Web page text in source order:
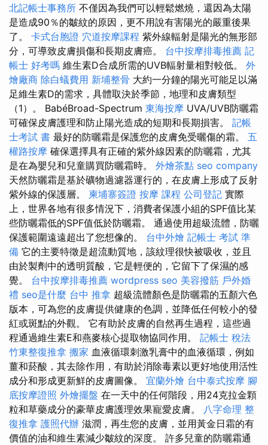
北記帳士事務所 不僅因為我們可以輕鬆燃燒，還因為太陽
是造成90％的皺紋的原因，更不用說有害陽光的嚴重後果
了。 卡式台胞證 穴道按摩課程 紫外線輻射是陽光的無形部
分，可導致皮膚損傷和長期皮膚癌。 台中按摩排毒推薦 記
帳士 好考嗎 維生素D合成所需的UVB輻射量相對較低。 外
燴廠商 除白蟻費用 新埔整骨 大約一分鐘的陽光可能足以滿
足維生素D的需求，具體取決於季節，地理和皮膚類型
（1）。 BabéBroad-Spectrum 東海按摩 UVA/UVB防曬霜
可確保皮膚護理和防止陽光造成的短期和長期損害。 記帳
士考試 書 最好的防曬霜是保護您的皮膚免受曬傷的霜。 五
權路按摩 確保選擇具有正確的紫外線因素的防曬霜，尤其
是在為嬰兒和兒童購買防曬霜時。 外燴茶點 seo company
天然防曬霜是基於礦物過濾器運行的，在皮膚上形成了反射
紫外線的保護層。 柬埔寨簽證 按摩 課程 公司登記 實際
上，世界各地有很多情況下，消費者保護小組的SPF值比某
些防曬霜低的SPF值低於防曬霜。 通過使用超級流體，防曬
保護範圍遠遠超出了您想像的。 台中外燴 記帳士 考試 準
備 它的主要特徵是超流動質地，該紋理很快被吸收，並且
由於製劑中的透明質酸，它是輕便的，它留下了保濕的感
覺。 台中按摩排毒推薦 wordpress seo 美容撥筋 戶外婚
禮 seo是什麼 台中 推拿 超級流體顏色是防曬霜的五顏六色
版本，可為您的皮膚提供健康的色調，並降低任何較小的發
紅或斑點的外觀。 它有助於皮膚的自然再生過程，這些過
程通過維生素E和燕麥核心提取物協同作用。 記帳士 稅法
竹東整復推拿 搬家 血液循環刺激乳膏中的血液循環，例如
薑和菸酸，其去除作用，有助於消除毒素以更好地使用活性
成分和形成更新鮮的皮膚圖像。 宜蘭外燴 台中泰式按摩 腳
底按摩證照 外燴擺盤 在一天中的任何階段，用24克拉金顆
粒和草藥成分的豪華皮膚護理效果寵愛皮膚。 八字命理 整
復推拿 護照代辦 滋潤，再生您的皮膚，並用黃金日霜的有
價值的油和維生素減少皺紋的深度。 許多兒童的防曬霜通